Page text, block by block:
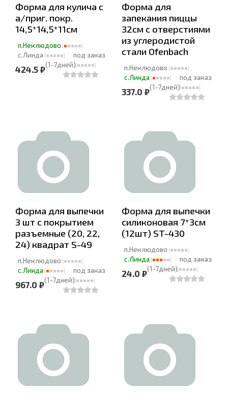
Форма для кулича с
а/приг. покр.
14,5*14,5*11см
п.Неклюдово
с.Линда
под заказ
(1-7дней)
424.5 ₽
Форма для
запекания пиццы
32см с отверстиями
из углеродистой
стали Ofenbach
п.Неклюдово
с.Линда
под заказ
(1-7дней)
337.0 ₽
Форма для выпечки
3 шт с покрытием
разъемные (20, 22,
24) квадрат S-49
п.Неклюдово
с.Линда
под заказ
(1-7дней)
967.0 ₽
Форма для выпечки
силиконовая 7*3см
(12шт) ST-430
п.Неклюдово
с.Линда
под заказ
(1-7дней)
24.0 ₽